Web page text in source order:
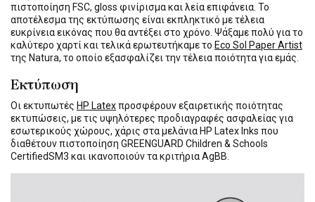
πιστοποίηση FSC, gloss φινίρισμα και λεία επιφάνεια. Το
αποτέλεσμα της εκτύπωσης είναι εκπληκτικό με τέλεια
ευκρίνεια εικόνας που θα αντέξει στο χρόνο. Ψάξαμε πολύ για το
καλύτερο χαρτί και τελικά ερωτευτήκαμε το Eco Sol Paper Artist
της Natura, το οποίο εξασφαλίζει την τέλεια ποιότητα για εμάς.
Εκτύπωση
Οι εκτυπωτές HP Latexπροσφέρουν εξαιρετικής ποιότητας
εκτυπώσεις, με τις υψηλότερες προδιαγραφές ασφαλείας για
εσωτερικούς χώρους, χάρις στα μελάνια HP Latex Inks που
διαθέτουν πιστοποίηση GREENGUARD Children & Schools
CertifiedSM3 και ικανοποιούν τα κριτήρια AgBB.